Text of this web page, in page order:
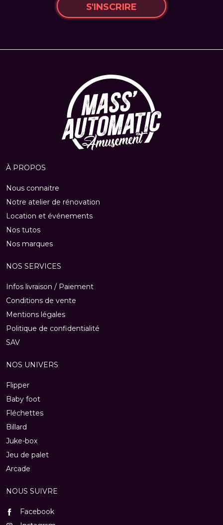
S'INSCRIRE
À PROPOS
Nous connaitre
Notre atelier de rénovation
Location et événements
Nos tutos
Nos marques
NOS SERVICES
Infos livraison / Paiement
Conditions de vente
Mentions légales
Politique de confidentialité
SAV
NOS UNIVERS
Flipper
Baby foot
Fléchettes
Billard
Juke-box
Jeu de palet
Arcade
NOUS SUIVRE
Facebook